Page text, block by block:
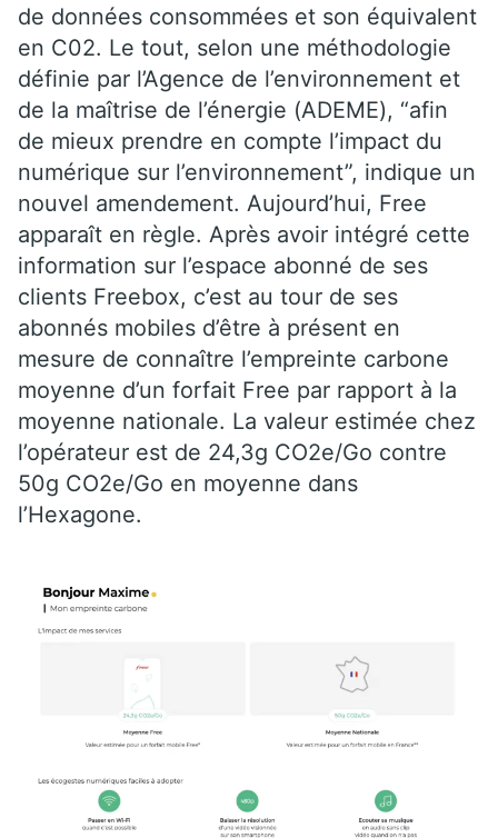
de données consommées et son équivalent
en C02. Le tout, selon une méthodologie
définie par l’Agence de l’environnement et
de la maîtrise de l’énergie (ADEME), “afin
de mieux prendre en compte l’impact du
numérique sur l’environnement”, indique un
nouvel amendement. Aujourd’hui, Free
apparaît en règle. Après avoir intégré cette
information sur l’espace abonné de ses
clients Freebox, c’est au tour de ses
abonnés mobiles d’être à présent en
mesure de connaître l’empreinte carbone
moyenne d’un forfait Free par rapport à la
moyenne nationale. La valeur estimée chez
l’opérateur est de 24,3g CO2e/Go contre
50g CO2e/Go en moyenne dans
l’Hexagone.